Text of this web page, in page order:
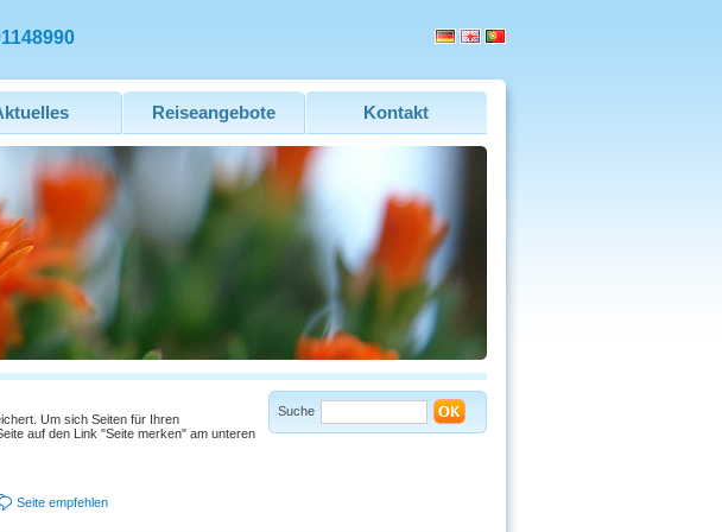
Reiseangebote Kontakt
Um sich Seiten für Ihren
auf den Link "Seite merken" am unteren
Suche
Seite empfehlen